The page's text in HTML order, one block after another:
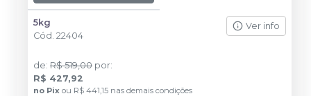
5kg
Cód. 22404
Ver info
de: R$ 519,00 por:
R$ 427,92
no Pix ou R$ 441,15 nas demais condições